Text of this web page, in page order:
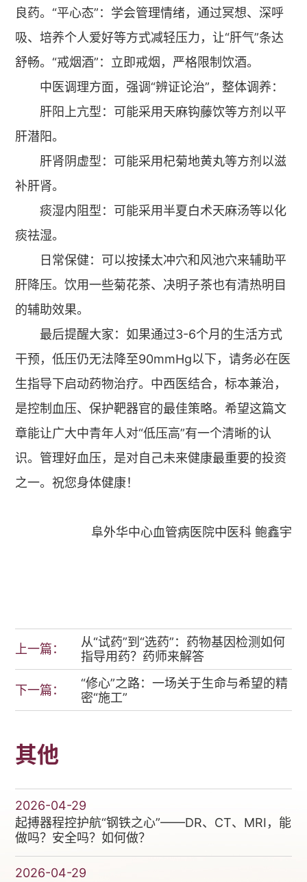
良药。“平心态”：学会管理情绪，通过冥想、深呼
吸、培养个人爱好等方式减轻压力，让“肝气”条达
舒畅。“戒烟酒”：立即戒烟，严格限制饮酒。
中医调理方面，强调“辨证论治”，整体调养：
肝阳上亢型：可能采用天麻钩藤饮等方剂以平
肝潜阳。
肝肾阴虚型：可能采用杞菊地黄丸等方剂以滋
补肝肾。
痰湿内阻型：可能采用半夏白术天麻汤等以化
痰祛湿。
日常保健：可以按揉太冲穴和风池穴来辅助平
肝降压。饮用一些菊花茶、决明子茶也有清热明目
的辅助效果。
最后提醒大家：如果通过3-6个月的生活方式
干预，低压仍无法降至90mmHg以下，请务必在医
生指导下启动药物治疗。中西医结合，标本兼治，
是控制血压、保护靶器官的最佳策略。希望这篇文
章能让广大中青年人对“低压高”有一个清晰的认
识。管理好血压，是对自己未来健康最重要的投资
之一。祝您身体健康！
阜外华中心血管病医院中医科 鲍鑫宇
上一篇：
从“试药”到“选药”：药物基因检测如何
指导用药？药师来解答
下一篇：
“修心”之路：一场关于生命与希望的精
密“施工”
其他
2026-04-29
起搏器程控护航“钢铁之心”——DR、CT、MRI，能
做吗？安全吗？如何做？
2026-04-29